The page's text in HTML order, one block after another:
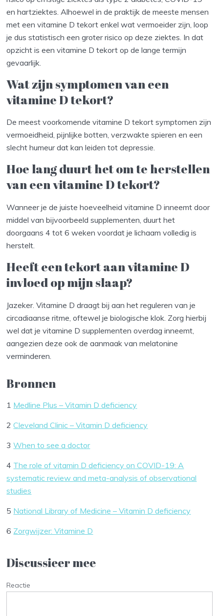
en hartziektes. Alhoewel in de praktijk de meeste mensen
met een vitamine D tekort enkel wat vermoeider zijn, loop
je dus statistisch een groter risico op deze ziektes. In dat
opzicht is een vitamine D tekort op de lange termijn
gevaarlijk.
Wat zijn symptomen van een
vitamine D tekort?
De meest voorkomende vitamine D tekort symptomen zijn
vermoeidheid, pijnlijke botten, verzwakte spieren en een
slecht humeur dat kan leiden tot depressie.
Hoe lang duurt het om te herstellen
van een vitamine D tekort?
Wanneer je de juiste hoeveelheid vitamine D inneemt door
middel van bijvoorbeeld supplementen, duurt het
doorgaans 4 tot 6 weken voordat je lichaam volledig is
herstelt.
Heeft een tekort aan vitamine D
invloed op mijn slaap?
Jazeker. Vitamine D draagt bij aan het reguleren van je
circadiaanse ritme, oftewel je biologische klok. Zorg hierbij
wel dat je vitamine D supplementen overdag inneemt,
aangezien deze ook de aanmaak van melatonine
verminderen.
Bronnen
1 Medline Plus – Vitamin D deficiency
2 Cleveland Clinic – Vitamin D deficiency
3 When to see a doctor
4 The role of vitamin D deficiency on COVID-19: A
systematic review and meta-analysis of observational
studies
5 National Library of Medicine – Vitamin D deficiency
6 Zorgwijzer: Vitamine D
Discussieer mee
Reactie